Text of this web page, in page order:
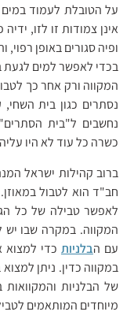
על הטובלת לעמוד במים
אינן צמודות זו לזו,
ופיה סגורים באופן
בכדי לאפשר למים לגעת
המקווה ורק אחר כך
נסתרים כגון בית
נחשבים ל"בית
כשרה כל עוד לא היו
ברוב קהילות ישראל
חב"ד הוא לטבול
לאפשר טבילה של כל
המקווה. במקרה שבו יש
עם הבלניות כדי למצוא
במקווה כדין. ניתן למצוא
של הבלניות
מיוחדים המותאמים